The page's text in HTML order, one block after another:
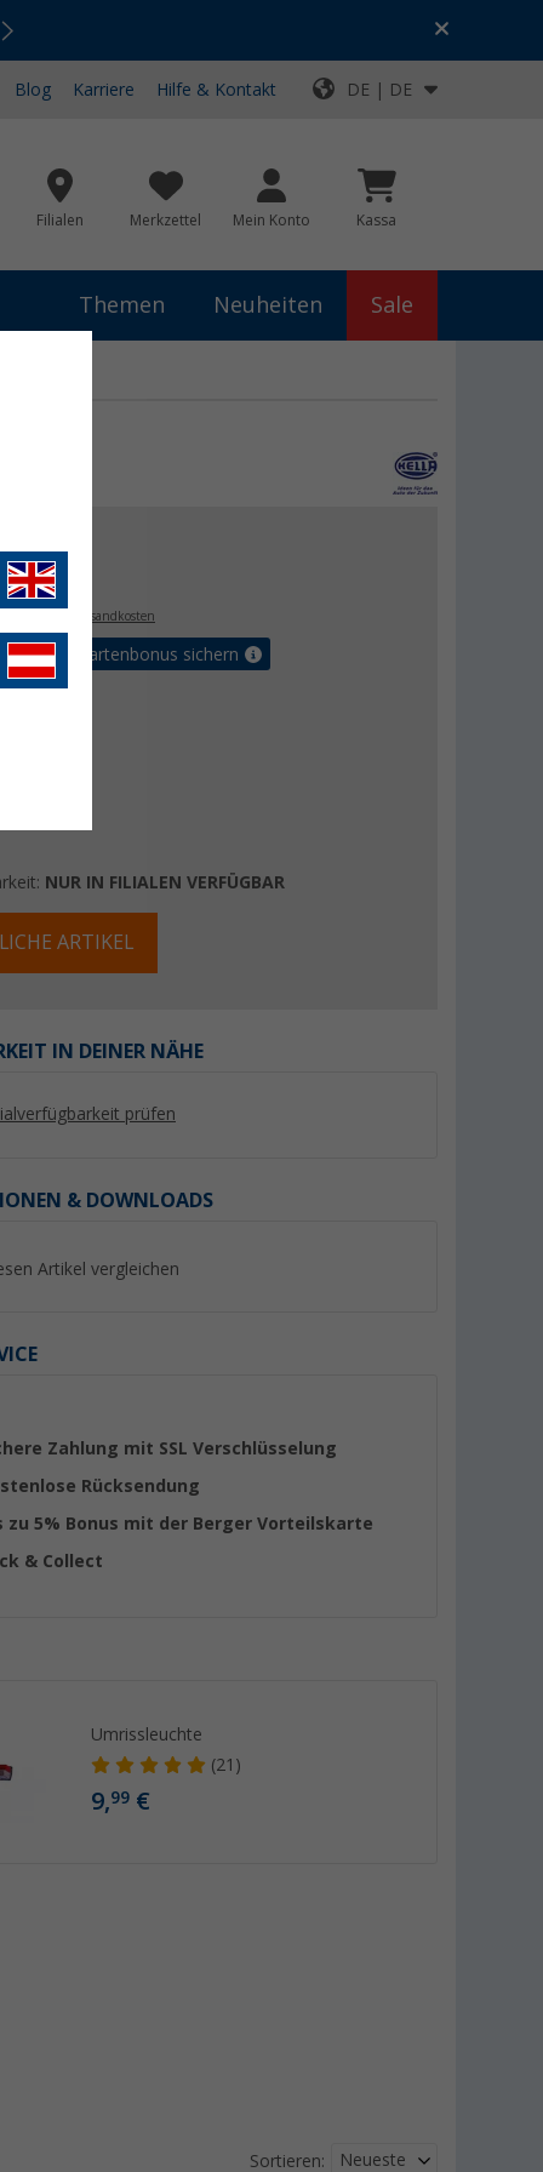
Top-Deals für dein Abenteuer!
Blog Karriere Hilfe & Kontakt DE | DE
Filialen Merkzettel Mein Konto Kassa
Themen Neuheiten Sale
€
zzgl. Versandkosten
Vorteilskartenbonus sichern
NUR IN FILIALEN VERFÜGBAR
ARTIKEL
IN DEINER NÄHE
prüfen
& DOWNLOADS
Artikel vergleichen
Zahlung mit SSL Verschlüsselung
Rücksendung
zu 5% Bonus mit der Berger Vorteilskarte
& Collect
Umrissleuchte
(21)
9,99 €
aus
(Höhe 38
%
2er Set
25,99€
UVP 35,50 €
Sortieren: Neueste